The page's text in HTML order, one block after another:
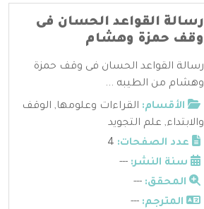
رسالة القواعد الحسان فى
وقف حمزة وهشام
رسالة القواعد الحسان فى وقف حمزة
وهشام من الطيبه ...
الأقسام: القراءات وعلومها, الوقف
والابتداء, علم التجويد
عدد الصفحات:
سنة النشر: ---
المحقق: ---
المترجم: ---